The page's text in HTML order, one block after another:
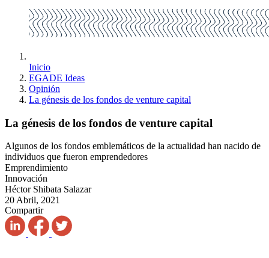
Inicio
EGADE Ideas
Opinión
La génesis de los fondos de venture capital
La génesis de los fondos de venture capital
Algunos de los fondos emblemáticos de la actualidad han nacido de
individuos que fueron emprendedores
Emprendimiento
Innovación
Héctor Shibata Salazar
20 Abril, 2021
Compartir